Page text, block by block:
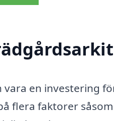
en investering
flera faktorer